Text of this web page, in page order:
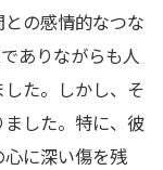
の感情的なつな
ありながらも人
た。しかし、そ
した。特に、彼
に深い傷を残